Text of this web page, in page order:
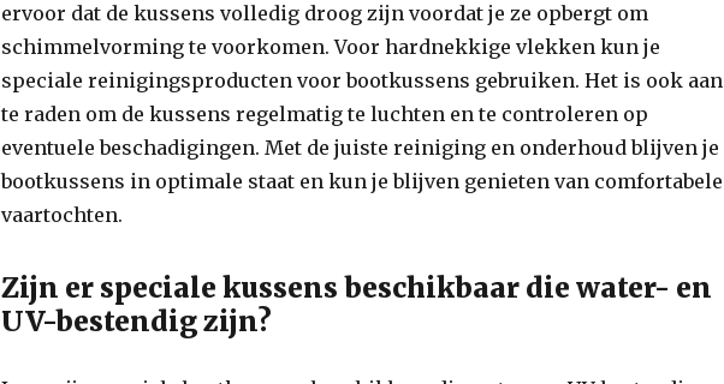
ervoor dat de kussens volledig droog zijn voordat je ze opbergt om
schimmelvorming te voorkomen. Voor hardnekkige vlekken kun je
speciale reinigingsproducten voor bootkussens gebruiken. Het is ook aan
te raden om de kussens regelmatig te luchten en te controleren op
eventuele beschadigingen. Met de juiste reiniging en onderhoud blijven je
bootkussens in optimale staat en kun je blijven genieten van comfortabele
vaartochten.
Zijn er speciale kussens beschikbaar die water- en
UV-bestendig zijn?